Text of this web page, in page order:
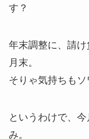
す？
年末調整に、請
月末。
そりゃ気持ちもソ
というわけで、
み。